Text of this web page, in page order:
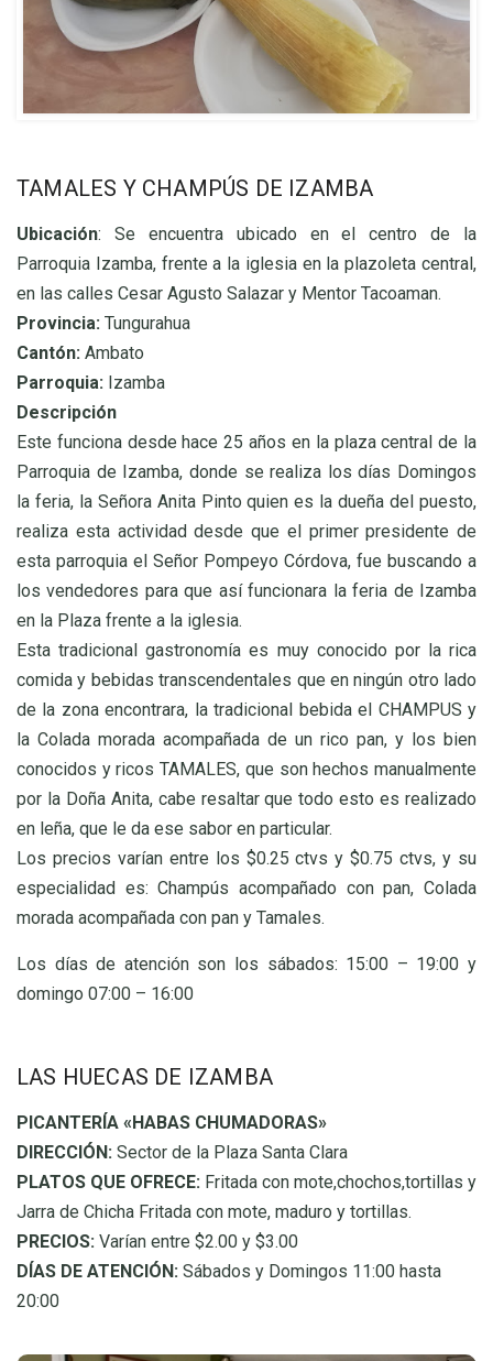
TAMALES Y CHAMPÚS DE IZAMBA
Ubicación: Se encuentra ubicado en el centro de la
Parroquia Izamba, frente a la iglesia en la plazoleta central,
en las calles Cesar Agusto Salazar y Mentor Tacoaman.
Provincia: Tungurahua
Cantón: Ambato
Parroquia: Izamba
Descripción
Este funciona desde hace 25 años en la plaza central de la
Parroquia de Izamba, donde se realiza los días Domingos
la feria, la Señora Anita Pinto quien es la dueña del puesto,
realiza esta actividad desde que el primer presidente de
esta parroquia el Señor Pompeyo Córdova, fue buscando a
los vendedores para que así funcionara la feria de Izamba
en la Plaza frente a la iglesia.
Esta tradicional gastronomía es muy conocido por la rica
comida y bebidas transcendentales que en ningún otro lado
de la zona encontrara, la tradicional bebida el CHAMPUS y
la Colada morada acompañada de un rico pan, y los bien
conocidos y ricos TAMALES, que son hechos manualmente
por la Doña Anita, cabe resaltar que todo esto es realizado
en leña, que le da ese sabor en particular.
Los precios varían entre los $0.25 ctvs y $0.75 ctvs, y su
especialidad es: Champús acompañado con pan, Colada
morada acompañada con pan y Tamales.
Los días de atención son los sábados: 15:00 – 19:00 y
domingo 07:00 – 16:00
LAS HUECAS DE IZAMBA
PICANTERÍA «HABAS CHUMADORAS»
DIRECCIÓN: Sector de la Plaza Santa Clara
PLATOS QUE OFRECE: Fritada con mote,chochos,tortillas y
Jarra de Chicha Fritada con mote, maduro y tortillas.
PRECIOS: Varían entre $2.00 y $3.00
DÍAS DE ATENCIÓN: Sábados y Domingos 11:00 hasta
20:00